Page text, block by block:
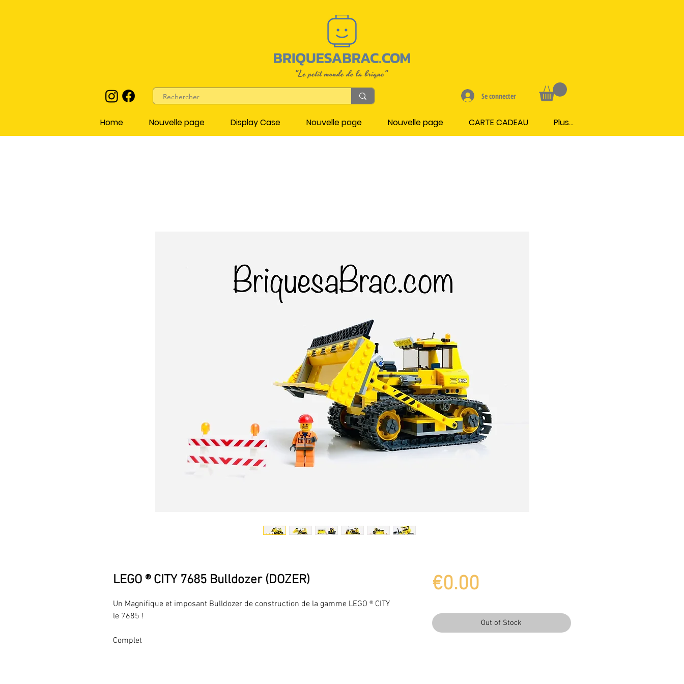
Se connecter
Home Nouvelle page Display Case Nouvelle page Nouvelle page CARTE CADEAU Plus...
LEGO ® CITY 7685 Bulldozer (DOZER)
Un Magnifique et imposant Bulldozer de construction de la gamme LEGO ® CITY
le 7685 !
Complet
€0.00Price
Out of Stock